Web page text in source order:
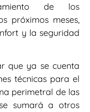
de los
próximos meses,
y la seguridad
que ya se cuenta
técnicas para el
perimetral de las
sumará a otros